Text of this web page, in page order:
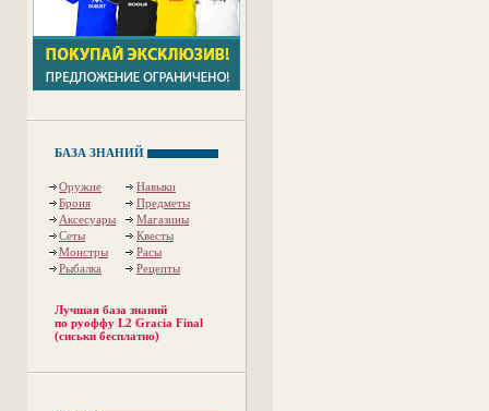
БАЗА ЗНАНИЙ
Оружие
Навыки
Броня
Предметы
Аксесуары
Магазины
Сеты
Квесты
Монстры
Расы
Рыбалка
Рецепты
Лучшая база знаний
по руоффу L2 Gracia Final
(сиськи бесплатно)